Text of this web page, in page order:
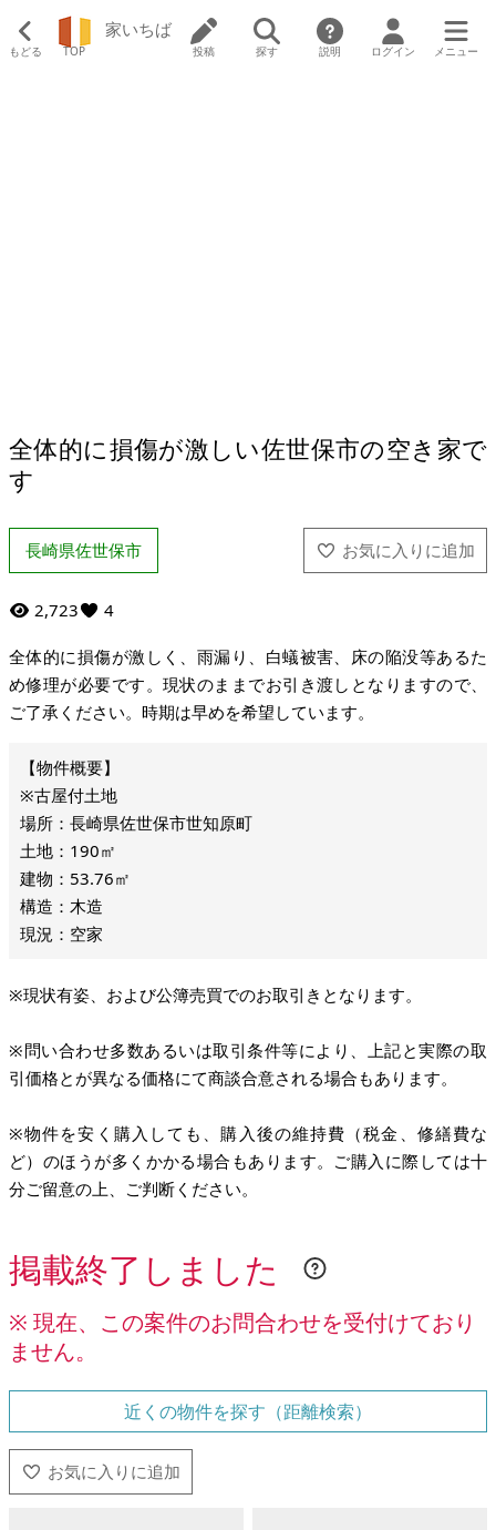
もどる TOP
家いちば
投稿 探す 説明 ログイン メニュー
全体的に損傷が激しい佐世保市の空き家で
す
長崎県佐世保市
2,723 4
全体的に損傷が激しく、雨漏り、白蟻被害、床の陥没等あるた
め修理が必要です。現状のままでお引き渡しとなりますので、
ご了承ください。時期は早めを希望しています。
※古屋付土地
場所：長崎県佐世保市世知原町
土地：190㎡
建物：53.76㎡
構造：木造
現況：空家
※現状有姿、および公簿売買でのお取引きとなります。
※問い合わせ多数あるいは取引条件等により、上記と実際の取
引価格とが異なる価格にて商談合意される場合もあります。
※物件を安く購入しても、購入後の維持費（税金、修繕費な
ど）のほうが多くかかる場合もあります。ご購入に際しては十
分ご留意の上、ご判断ください。
掲載終了しました
※ 現在、この案件のお問合わせを受付けており
ません。
近くの物件を探す（距離検索）